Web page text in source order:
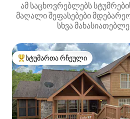
ამ საცხოვრებლებს
მაღალი შეფასებები
სხვა
სტუმართა რჩეული მოწინავე
სტუმართა რჩეული